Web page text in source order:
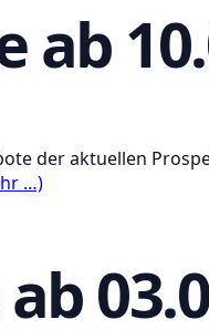
ab
der aktuellen
…)